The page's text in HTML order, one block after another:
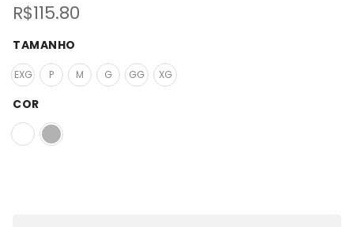
R$115.80
TAMANHO
EXG P M G GG XG
COR